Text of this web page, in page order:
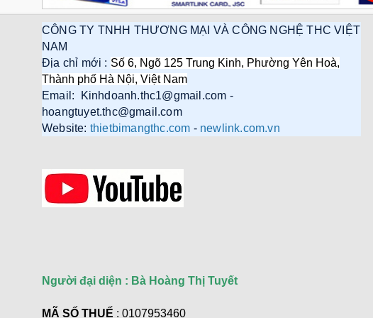
CÔNG TY TNHH THƯƠNG MẠI VÀ CÔNG NGHỆ THC VIỆT
NAM
Địa chỉ mới : Số 6, Ngõ 125 Trung Kinh, Phường Yên Hoà,
Thành phố Hà Nội, Việt Nam
Email: Kinhdoanh.thc1@gmail.com -
hoangtuyet.thc@gmail.com
Website: thietbimangthc.com - newlink.com.vn
Người đại diện : Bà Hoàng Thị Tuyết
MÃ SỐ THUẾ : 0107953460